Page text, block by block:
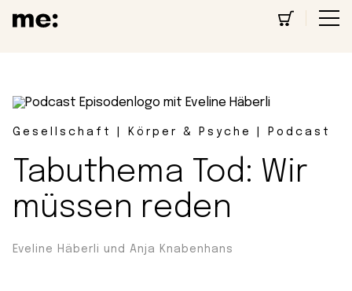
Gesellschaft | Körper & Psyche | Podcast
Tabuthema Tod: Wir
müssen reden
Eveline Häberli und Anja Knabenhans